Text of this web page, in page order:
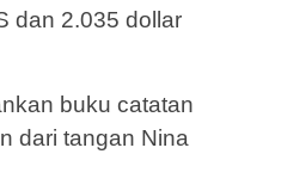
dan 2.035 dollar
buku catatan
dari tangan Nina